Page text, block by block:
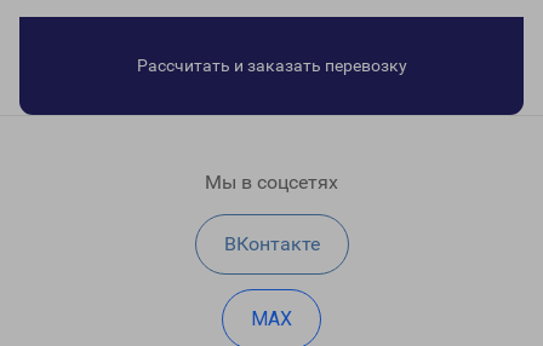
Рассчитать и заказать перевозку
Мы в соцсетях
ВКонтакте
MAX